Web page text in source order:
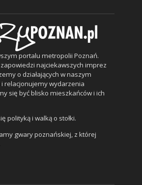
portalu metropolii Poznań.
najciekawszych imprez
o działających w naszym
relacjonujemy wydarzenia
się być blisko mieszkańców i ich
polityką i walką o stołki.
gwary poznańskiej, z której